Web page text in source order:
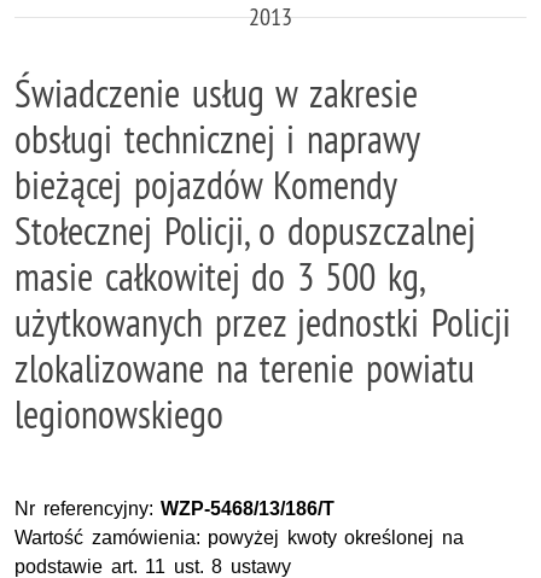
2013
Świadczenie usług w zakresie
obsługi technicznej i naprawy
bieżącej pojazdów Komendy
Stołecznej Policji, o dopuszczalnej
masie całkowitej do 3 500 kg,
użytkowanych przez jednostki Policji
zlokalizowane na terenie powiatu
legionowskiego
Nr referencyjny:WZP-5468/13/186/T
Wartość zamówienia: powyżej kwoty określonej na
podstawie art. 11 ust. 8 ustawy